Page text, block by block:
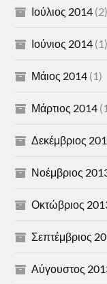
Ιούλιος 2014 (2)
Ιούνιος 2014 (1)
Μάιος 2014 (1)
Μάρτιος 2014
Δεκέμβριος
Νοέμβριος
Οκτώβριος
Σεπτέμβριος
Αύγουστος